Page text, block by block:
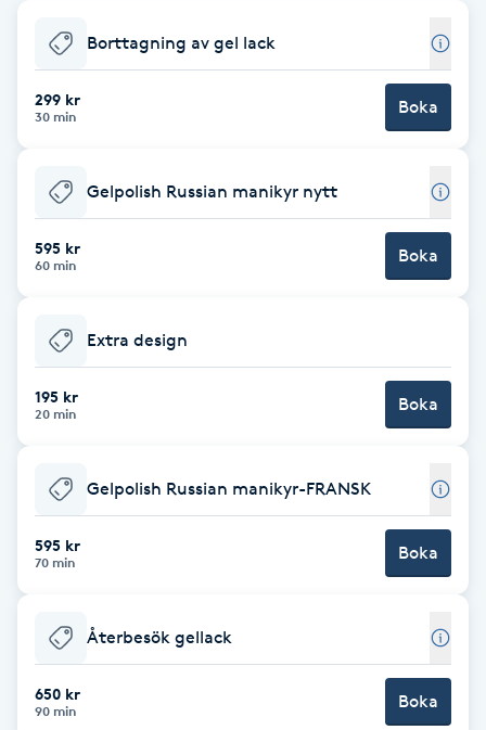
Babylights
Balayage
Barber
BIAB
Blowout
Brynfärgning
Brynplockning
Bröllopsuppsättning
Borttagning av gel lack
299 kr
30 min Boka
Gelpolish Russian manikyr nytt
595 kr
60 min Boka
Extra design
195 kr
20 min Boka
Gelpolish Russian manikyr-FRANSK
595 kr
70 min Boka
Återbesök gellack
650 kr
90 min Boka